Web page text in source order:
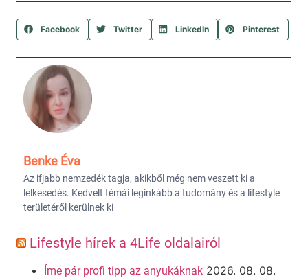
Facebook Twitter LinkedIn Pinterest
Benke Éva
Az ifjabb nemzedék tagja, akikből még nem veszett ki a
lelkesedés. Kedvelt témái leginkább a tudomány és a lifestyle
területéről kerülnek ki
Lifestyle hírek a 4Life oldalairól
Íme pár profi tipp az anyukáknak 2026. 08. 08.